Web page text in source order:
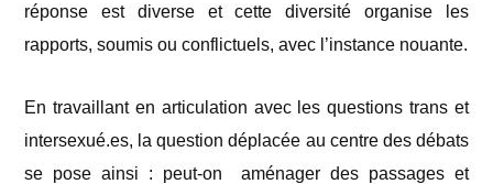
réponse est diverse et cette diversité organise les
rapports, soumis ou conflictuels, avec l’instance nouante.
En travaillant en articulation avec les questions trans et
intersexué.es, la question déplacée au centre des débats
se pose ainsi : peut-on aménager des passages et